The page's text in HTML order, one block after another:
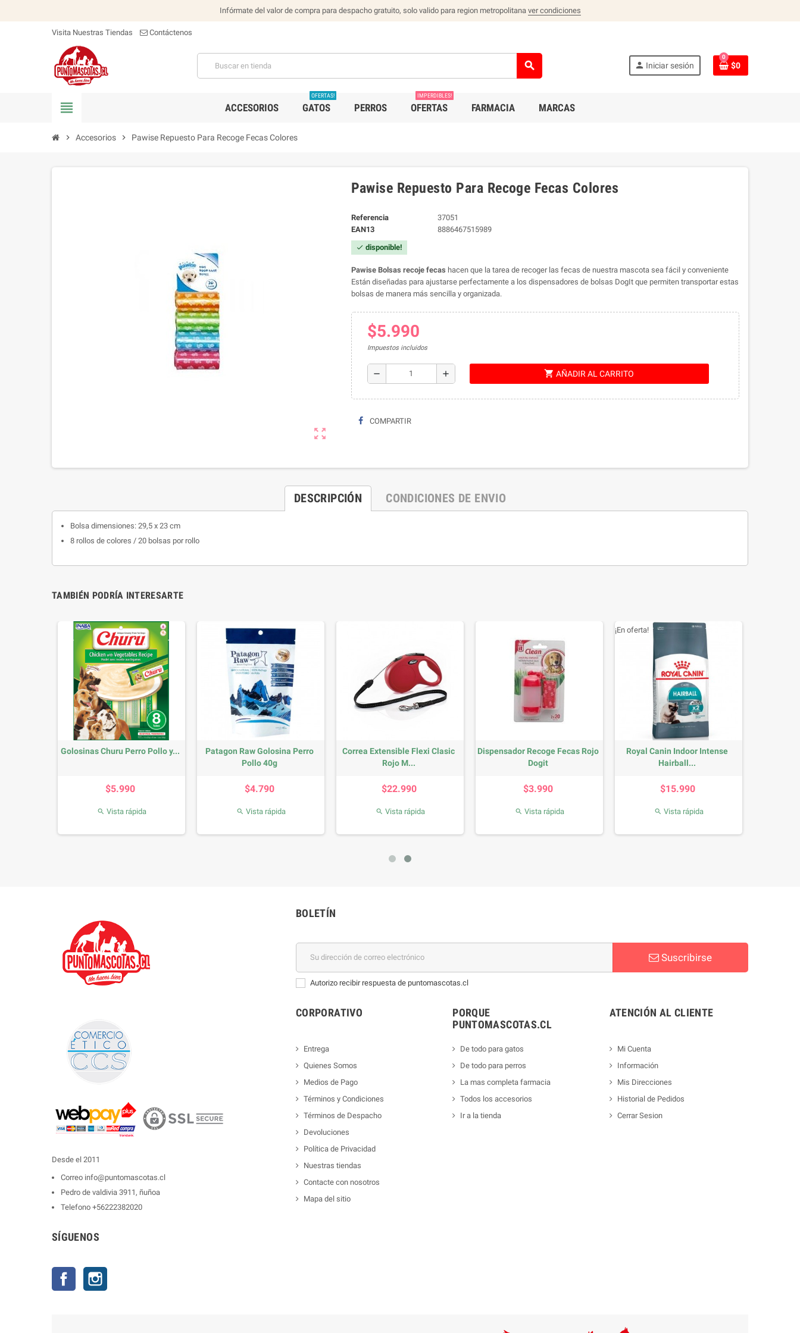
Infórmate del valor de compra para despacho gratuito, solo valido para region metropolitana ver condiciones
Visita Nuestras Tiendas Contáctenos
search person Iniciar sesión
0
$0
view_headline ACCESORIOS GATOS
OFERTAS!
PERROS OFERTAS
IMPERDIBLES!
FARMACIA MARCAS
chevron_right Accesorios chevron_right Pawise Repuesto Para Recoge Fecas Colores
zoom_out_map
Pawise Repuesto Para Recoge Fecas Colores
Referencia
37051
EAN13
8886467515989
check disponible!
Pawise Bolsas recoje fecas hacen que la tarea de recoger las fecas de nuestra mascota sea fácil y conveniente
Están diseñadas para ajustarse perfectamente a los dispensadores de bolsas DogIt que permiten transportar estas
bolsas de manera más sencilla y organizada.
$5.990
Impuestos incluidos
remove add shopping_cart AÑADIR AL CARRITO
COMPARTIR
DESCRIPCIÓN CONDICIONES DE ENVIO
Bolsa dimensiones: 29,5 x 23 cm
8 rollos de colores / 20 bolsas por rollo
TAMBIÉN PODRÍA INTERESARTE
Golosinas Churu Perro Pollo y...
$5.990
 Vista rápida
Patagon Raw Golosina Perro
Pollo 40g
$4.790
 Vista rápida
Correa Extensible Flexi Clasic
Rojo M...
$22.990
 Vista rápida
Dispensador Recoge Fecas Rojo
Dogit
$3.990
 Vista rápida
Royal Canin Indoor Intense
Hairball...
$15.990
¡En oferta!
 Vista rápida
Desde el 2011
Correo info@puntomascotas.cl
Pedro de valdivia 3911, ñuñoa
Telefono +56222382020
SÍGUENOS
Facebook
BOLETÍN
Suscribirse
Autorizo recibir respuesta de puntomascotas.cl
CORPORATIVO
Entrega
Quienes Somos
Medios de Pago
Términos y Condiciones
Términos de Despacho
Devoluciones
Política de Privacidad
Nuestras tiendas
Contacte con nosotros
Mapa del sitio
PORQUE
PUNTOMASCOTAS.CL
De todo para gatos
De todo para perros
La mas completa farmacia
Todos los accesorios
Ir a la tienda
ATENCIÓN AL CLIENTE
Mi Cuenta
Información
Mis Direcciones
Historial de Pedidos
Cerrar Sesion